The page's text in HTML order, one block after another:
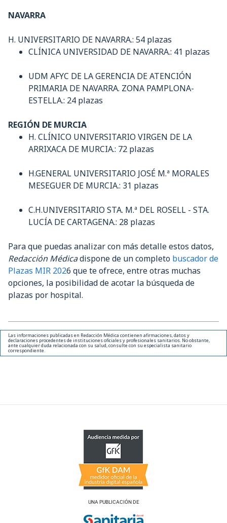
NAVARRA
H. UNIVERSITARIO DE NAVARRA.: 54 plazas
CLÍNICA UNIVERSIDAD DE NAVARRA.: 41 plazas
UDM AFYC DE LA GERENCIA DE ATENCIÓN
PRIMARIA DE NAVARRA. ZONA PAMPLONA-
ESTELLA.: 24 plazas
REGIÓN DE MURCIA
H. CLÍNICO UNIVERSITARIO VIRGEN DE LA
ARRIXACA DE MURCIA.: 72 plazas
H.GENERAL UNIVERSITARIO JOSÉ M.ª MORALES
MESEGUER DE MURCIA.: 31 plazas
C.H.UNIVERSITARIO STA. M.ª DEL ROSELL - STA.
LUCÍA DE CARTAGENA.: 28 plazas
Para que puedas analizar con más detalle estos datos,
Redacción Médicadispone de un completo buscador de
Plazas MIR 2026 que te ofrece, entre otras muchas
opciones, la posibilidad de acotar la búsqueda de
plazas por hospital.
Las informaciones publicadas en Redacción Médica contienen afirmaciones, datos y
declaraciones procedentes de instituciones oficiales y profesionales sanitarios. No obstante,
ante cualquier duda relacionada con su salud, consulte con su especialista sanitario
correspondiente.
UNA PUBLICACIÓN DE